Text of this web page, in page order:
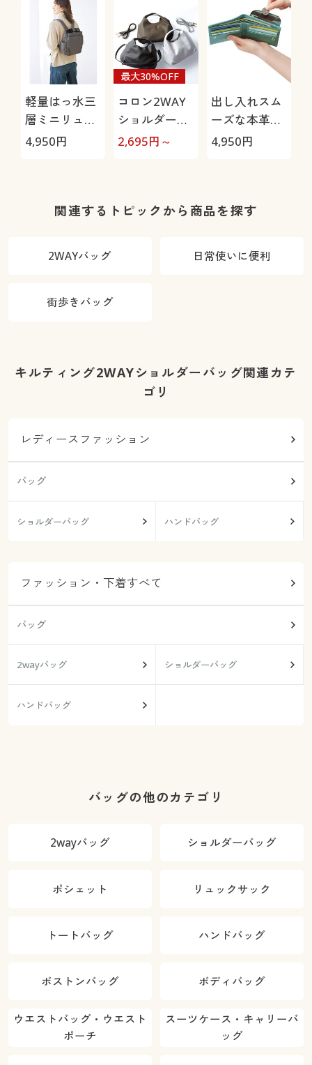
ス・洗濯機
OK・1年中は
ける)
軽量はっ水三
層ミニリュッ
ク
4,950円
コロン2WAY
ショルダーバ
ッグ
最大30%OFF
2,695円～
出し入れスム
ーズな本革二
つ折り財布
4,950円
関連するトピックから商品を探す
2WAYバッグ 日常使いに便利
街歩きバッグ
キルティング2WAYショルダーバッグ関連カテ
ゴリ
レディースファッション
バッグ
ショルダーバッグ ハンドバッグ
ファッション・下着すべて
バッグ
2wayバッグ ショルダーバッグ
ハンドバッグ
バッグの他のカテゴリ
2wayバッグ ショルダーバッグ
ポシェット リュックサック
トートバッグ ハンドバッグ
ボストンバッグ ボディバッグ
ウエストバッグ・ウエスト
ポーチ
スーツケース・キャリーバ
ッグ